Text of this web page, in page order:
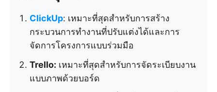
ClickUp: เหมาะที่สุดสำหรับการสร้าง
กระบวนการทำงานที่ปรับแต่งได้และการ
จัดการโครงการแบบร่วมมือ
Trello: เหมาะที่สุดสำหรับการจัดระเบียบงาน
แบบภาพด้วยบอร์ด